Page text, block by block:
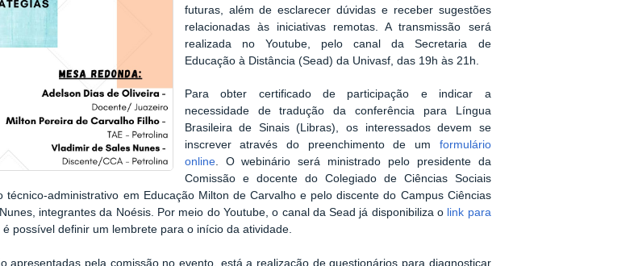
futuras, além de esclarecer dúvidas e receber sugestões
relacionadas às iniciativas remotas. A transmissão será
realizada no Youtube, pelo canal da Secretaria de
Educação à Distância (Sead) da Univasf, das 19h às 21h.
Para obter certificado de participação e indicar a
necessidade de tradução da conferência para Língua
Brasileira de Sinais (Libras), os interessados devem se
inscrever através do preenchimento de um formulário
online. O webinário será ministrado pelo presidente da
Comissão e docente do Colegiado de Ciências Sociais
técnico-administrativo em Educação Milton de Carvalho e pelo discente do Campus Ciências
integrantes da Noésis. Por meio do Youtube, o canal da Sead já disponibiliza o link para
possível definir um lembrete para o início da atividade.
apresentadas pela comissão no evento, está a realização de questionários para diagnosticar